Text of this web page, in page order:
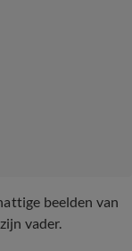
beelden van
vader.